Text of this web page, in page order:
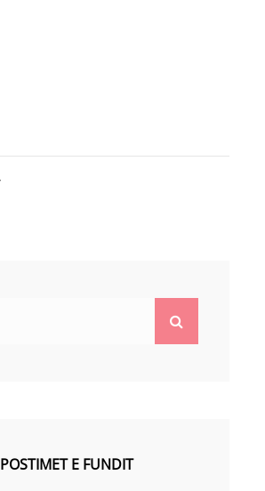
POSTIMET E FUNDIT